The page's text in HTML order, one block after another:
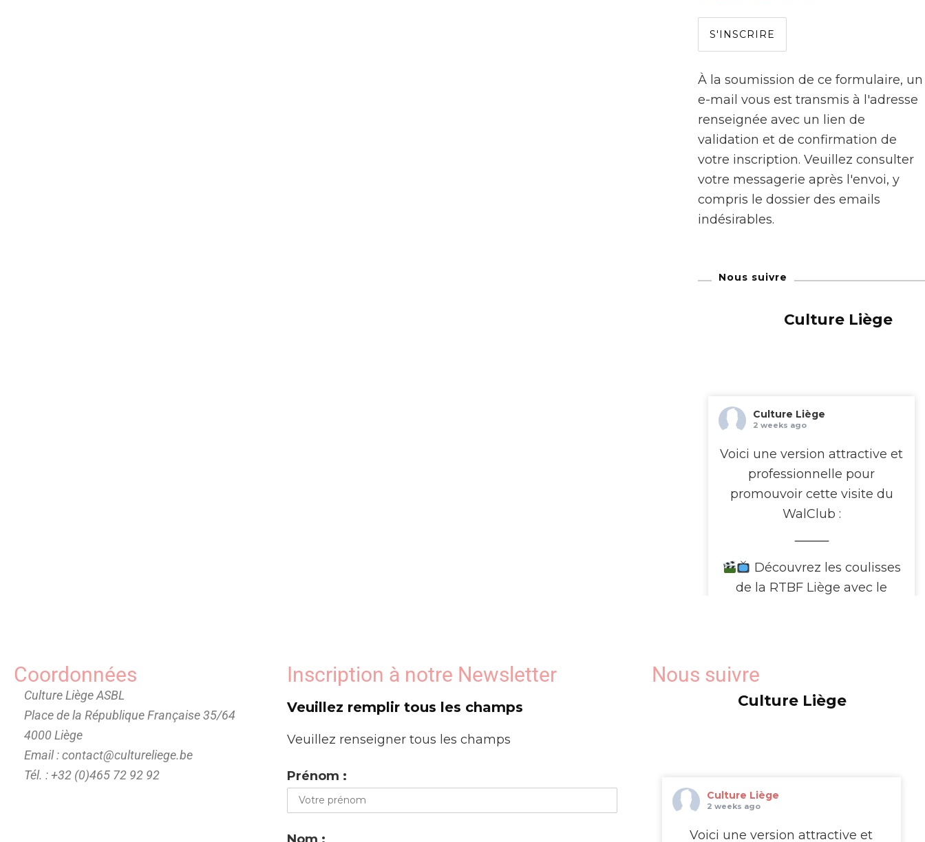
À la soumission de ce formulaire, un
e-mail vous est transmis à l'adresse
renseignée avec un lien de
validation et de confirmation de
votre inscription. Veuillez consulter
votre messagerie après l'envoi, y
compris le dossier des emails
indésirables.
Nous suivre
Culture Liège
Culture Liège
2 weeks ago
Voici une version attractive et
professionnelle pour
promouvoir cette visite du
WalClub :
⸻
Découvrez les coulisses
de la RTBF Liège avec le
Le WalClub vous invite à une
heures, plongez dans
Coordonnées
Culture Liège ASBL
Place de la République Française 35/64
4000 Liège
Email : contact@cultureliege.be
Tél. : +32 (0)465 72 92 92
Inscription à notre Newsletter
Veuillez remplir tous les champs
Veuillez renseigner tous les champs
Prénom :
Nous suivre
Culture Liège
Culture Liège
2 weeks ago
Voici une version attractive et